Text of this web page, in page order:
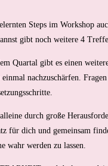
Steps im Workshop
gibt noch weitere 4
Quartal gibt es einen
einmal nachzuschärfen.
durch große
für dich und gemeinsam
wahr werden zu lassen.